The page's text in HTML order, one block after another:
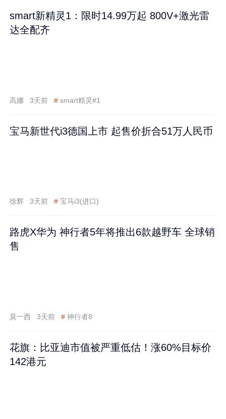
smart新精灵1：限时14.99万起 800V+激光雷
达全配齐
高娜 3天前 # smart精灵#1
宝马新世代i3德国上市 起售价折合51万人民币
徐辉 3天前 # 宝马i3(进口)
路虎X华为 神行者5年将推出6款越野车 全球销
售
莫一西 3天前 # 神行者8
花旗：比亚迪市值被严重低估！涨60%目标价
142港元